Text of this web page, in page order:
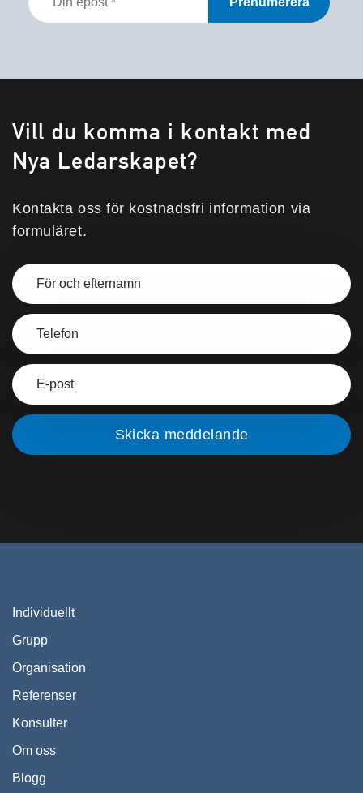
epost
Vill du komma i kontakt med
Nya Ledarskapet?
Kontakta oss för kostnadsfri information via
formuläret.
Individuellt
Grupp
Organisation
Referenser
Konsulter
Om oss
Blogg